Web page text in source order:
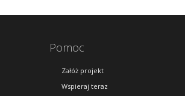
Pomoc
Załóż projekt
Wspieraj teraz